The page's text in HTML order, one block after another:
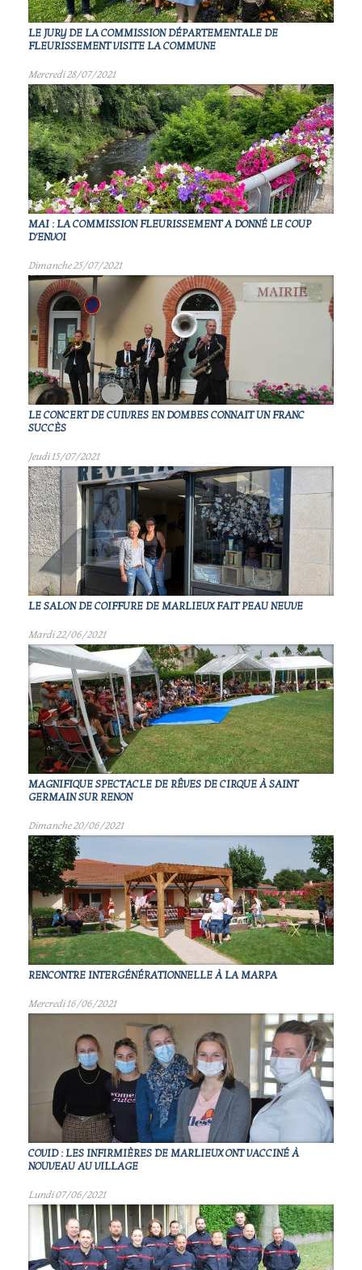
LE JURY DE LA COMMISSION DÉPARTEMENTALE DE
FLEURISSEMENT VISITE LA COMMUNE
Mercredi 28/07/2021
MAI : LA COMMISSION FLEURISSEMENT A DONNÉ LE COUP
D'ENVOI
Dimanche 25/07/2021
LE CONCERT DE CUIVRES EN DOMBES CONNAIT UN FRANC
SUCCÈS
Jeudi 15/07/2021
LE SALON DE COIFFURE DE MARLIEUX FAIT PEAU NEUVE
Mardi 22/06/2021
MAGNIFIQUE SPECTACLE DE RÊVES DE CIRQUE À SAINT
GERMAIN SUR RENON
Dimanche 20/06/2021
RENCONTRE INTERGÉNÉRATIONNELLE À LA MARPA
Mercredi 16/06/2021
COVID : LES INFIRMIÈRES DE MARLIEUX ONT VACCINÉ À
NOUVEAU AU VILLAGE
Lundi 07/06/2021